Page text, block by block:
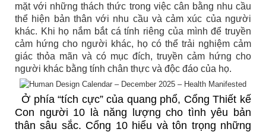
mặt với những thách thức trong việc cân bằng nhu cầu
thể hiện bản thân với nhu cầu và cảm xúc của người
khác. Khi họ nắm bắt cá tính riêng của mình để truyền
cảm hứng cho người khác, họ có thể trải nghiệm cảm
giác thỏa mãn và có mục đích, truyền cảm hứng cho
người khác bằng tính chân thực và độc đáo của họ.
Ở phía “tích cực” của quang phổ, Cổng Thiết kế
Con người 10 là năng lượng cho tình yêu bản
thân sâu sắc. Cổng 10 hiểu và tôn trọng những